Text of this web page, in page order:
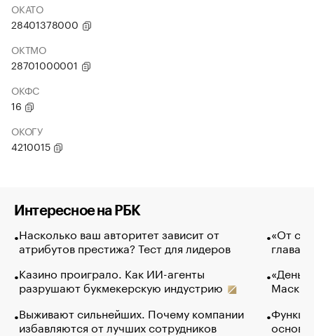
ОКАТО
28401378000
ОКТМО
28701000001
ОКФС
16
ОКОГУ
4210015
Интересное на РБК
Насколько ваш авторитет зависит от
атрибутов престижа? Тест для лидеров
Казино проиграло. Как ИИ-агенты
разрушают букмекерскую индустрию
Выживают сильнейших. Почему компании
избавляются от лучших сотрудников
«От
глава
Маск в
основ